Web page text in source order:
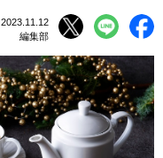
2023.11.12
編集部